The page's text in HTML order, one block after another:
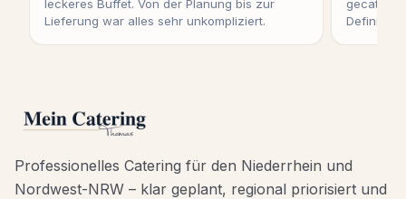
leckeres Buffet. Von der Planung bis zur
Lieferung war alles sehr unkompliziert.
gecatert
Definitiv
Professionelles Catering für den Niederrhein und
Nordwest-NRW – klar geplant, regional priorisiert und